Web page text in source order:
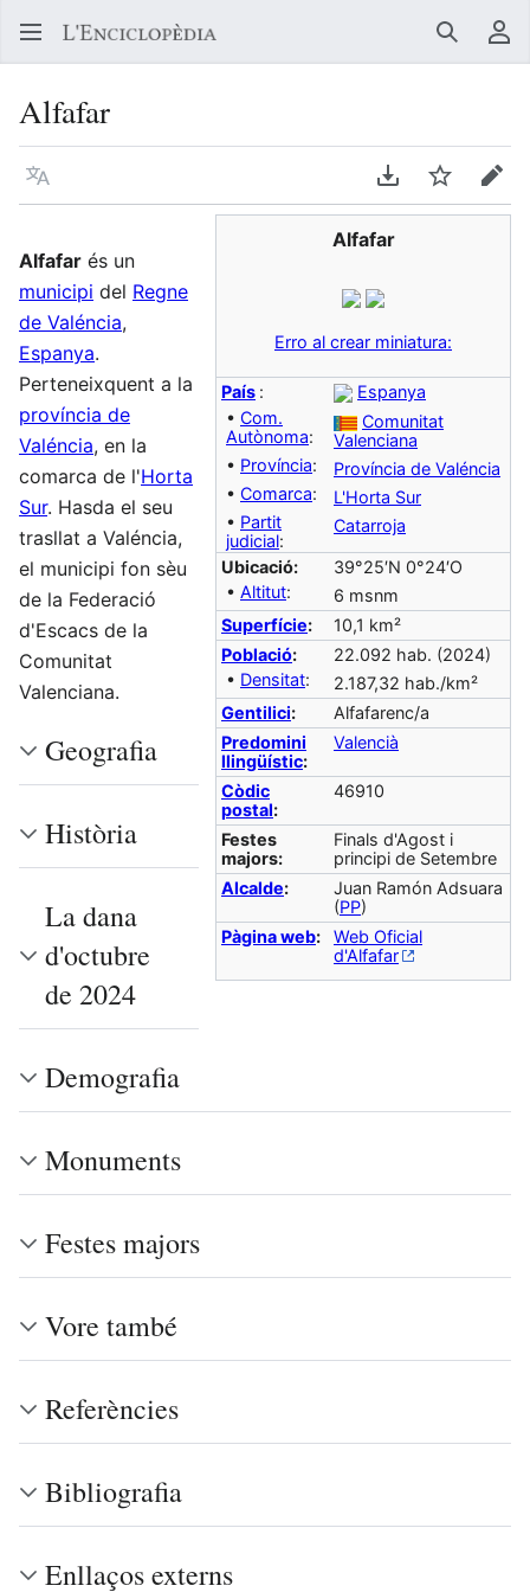
Buscar
Alfafar
Llegir en un atre idioma Descarregar en
Vigilar
Alfafar
Erro al crear miniatura:
País :
Espanya
• Com.
Autònoma:
Comunitat
Valenciana
• Província:
Província de Valéncia
• Comarca:
L'Horta Sur
• Partit
judicial:
Catarroja
Ubicació:
39°25′N 0°24′O
• Altitut:
6 msnm
Superfície:
10,1 km²
Població:
22.092 hab. (2024)
• Densitat:
2.187,32 hab./km²
Gentilici:
Alfafarenc/a
Predomini
llingüístic:
Valencià
Còdic
postal:
46910
Festes
majors:
Finals d'Agost i
principi de Setembre
Alcalde:
Juan Ramón Adsuara
(PP)
Pàgina web:
Web Oficial
d'Alfafar
Alfafar és un
municipi del Regne
de Valéncia,
Espanya.
Perteneixquent a la
província de
Valéncia, en la
comarca de l'Horta
Sur. Hasda el seu
trasllat a Valéncia,
el municipi fon sèu
de la Federació
d'Escacs de la
Comunitat
Valenciana.
Geografia
Història
La dana
d'octubre
de 2024
Demografia
Monuments
Festes majors
Vore també
Referències
Bibliografia
Enllaços externs